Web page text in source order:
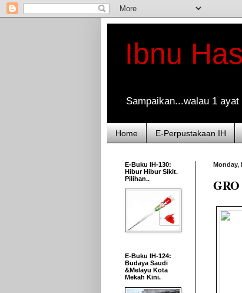
Ibnu
Sampaikan...walau 1 ayat
Home E-Perpustakaan IH
Monday,
E-Buku IH-130:
Hibur Hibur Sikit.
Pilihan..
E-Buku IH-124:
Budaya Saudi
&Melayu Kota
Mekah Kini.